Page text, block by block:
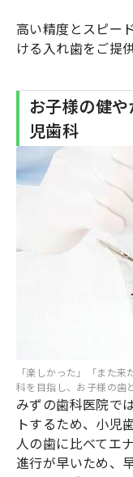
高い精度とスピー
ける入れ歯をご提
お子様の健
児歯科
「楽しかった」「また
科を目指し、お子様の歯
みずの歯科医院で
トするため、小児
人の歯に比べてエ
進行が早いため、